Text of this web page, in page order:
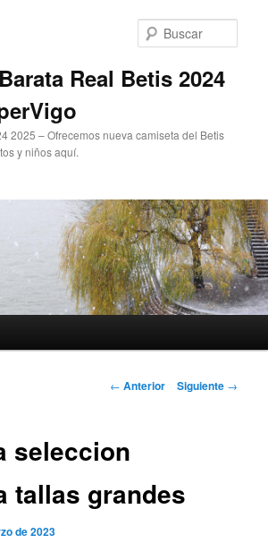
Real Betis 2024
2025 – Ofrecemos nueva camiseta del Betis
y niños aquí.
Navegación
← Anterior Siguiente →
seleccion
tallas grandes
de 2023